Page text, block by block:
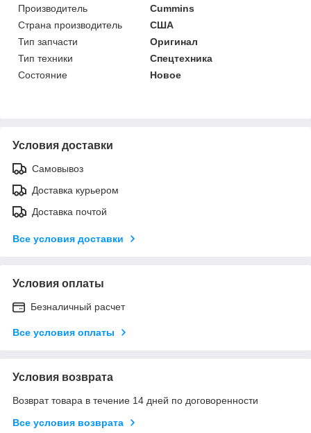
Производитель
Cummins
Страна производитель
США
Тип запчасти
Оригинал
Тип техники
Спецтехника
Состояние
Новое
Условия доставки
Самовывоз
Доставка курьером
Доставка почтой
Все условия доставки
Условия оплаты
Безналичный расчет
Все условия оплаты
Условия возврата
Возврат товара в течение 14 дней по договоренности
Все условия возврата